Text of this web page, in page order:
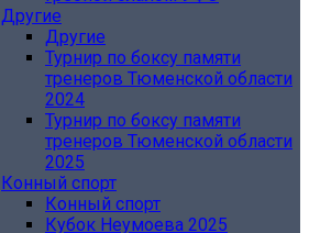
Другие
Другие
Турнир по боксу памяти
тренеров Тюменской области
2024
Турнир по боксу памяти
тренеров Тюменской области
2025
Конный спорт
Конный спорт
Кубок Неумоева 2025